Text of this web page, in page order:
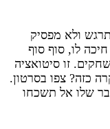
ולא מפסיק
לו, סוף סוף
זו סיטואציה
כזה? צפו בסרטון.
שלו אל תשכחו